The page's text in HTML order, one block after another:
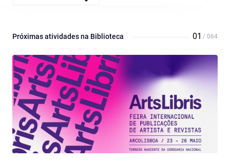
Próximas atividades na Biblioteca